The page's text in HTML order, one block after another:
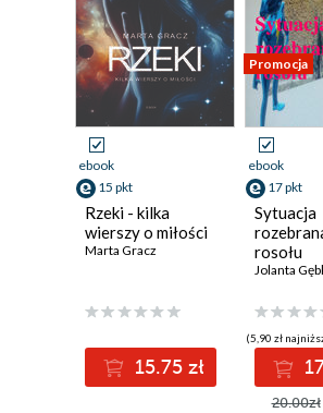
ebook
15 pkt
Rzeki - kilka
wierszy o miłości
Marta Gracz
15.75 zł
Promocja
ebook
17 pkt
Sytuacja
rosołu
Jolanta
(5,90 zł
20.00zł